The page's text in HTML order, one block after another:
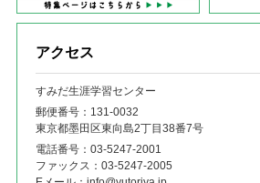
アクセス
すみだ生涯学習センター
郵便番号：131‐0032
東京都墨田区東向島2丁目38番7号
電話番号： 03-5247-2001
ファックス： 03-5247-2005